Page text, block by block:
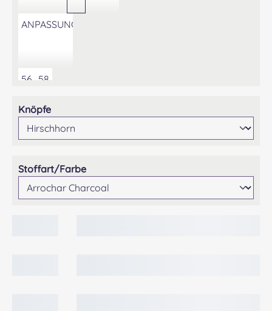
ANPASSUNG DER KONFEKTIONSGRÖSSE AUF
56 58
Knöpfeauswählen
Stoffart/Farbeauswählen